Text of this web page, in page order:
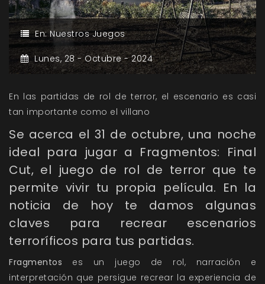
En:Nuestros Juegos
Lunes, 28 -Octubre -2024
En las partidas de rol de terror, el escenario es casi
tan importante como el villano
Se acerca el 31 de octubre, una noche
ideal para jugar a Fragmentos: Final
Cut, el juego de rol de terror que te
permite vivir tu propia película. En la
noticia de hoy te damos algunas
claves para recrear escenarios
terroríficos para tus partidas.
Fragmentos es un juego de rol, narración e
interpretación que persigue recrear la experiencia de